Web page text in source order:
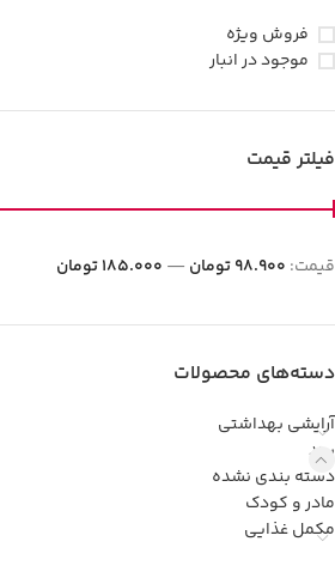
فروش ویژه
موجود در انبار
فیلتر قیمت
قيمت: 98.900 تومان — 185.000 تومان
دسته‌های محصولات
آرایشی بهداشتی
برند
دسته بندی نشده
مادر و کودک
مکمل غذایی